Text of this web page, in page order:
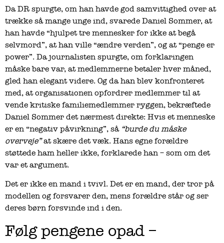
Da DR spurgte, om han havde god samvittighed over at
trække så mange unge ind, svarede Daniel Sommer, at
han havde “hjulpet tre mennesker for ikke at begå
selvmord”, at han ville “ændre verden”, og at “penge er
power”. Da journalisten spurgte, om forklaringen
måske bare var, at medlemmerne betaler hver måned,
gled han elegant videre. Og da han blev konfronteret
med, at organisationen opfordrer medlemmer til at
vende kritiske familiemedlemmer ryggen, bekræftede
Daniel Sommer det nærmest direkte: Hvis et menneske
er en “negativ påvirkning”, så “burde du måske
overveje”at skære det væk. Hans egne forældre
støttede ham heller ikke, forklarede han – som om det
var et argument.
Det er ikke en mand i tvivl. Det er en mand, der tror på
modellen og forsvarer den, mens forældre står og ser
deres børn forsvinde ind i den.
Følg pengene opad –